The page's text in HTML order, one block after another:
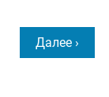
Далее ›